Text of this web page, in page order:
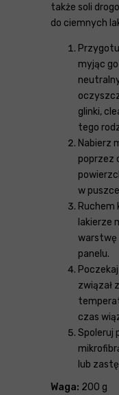
także soli
do ciemnych
myjąc
glinki,
tego
Nabierz
poprzez
w
Ruchem
lakierze
warstwę
panelu.
związał
czas
Spoleruj
lub
Waga: 200 g